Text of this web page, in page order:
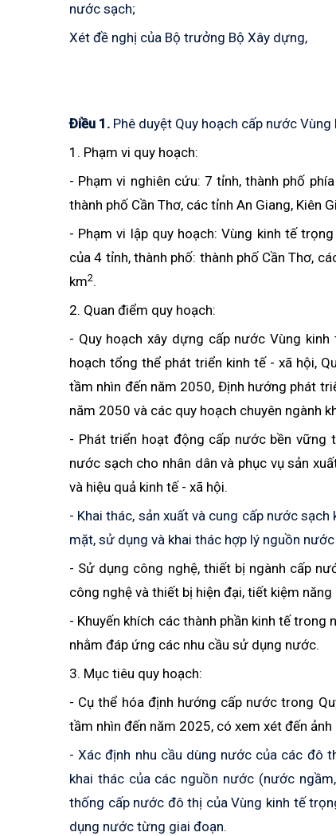
nước sạch;
Xét đề nghị của Bộ trưởng Bộ Xây dựng,
Ðiều 1. Phê duyệt Quy hoạch cấp nước
1. Phạm vi quy hoạch:
- Phạm vi nghiên cứu: 7 tỉnh, thành phố
thành phố Cần Thơ, các tỉnh An Giang, Kiên
- Phạm vi lập quy hoạch: Vùng kinh tế
của 4 tỉnh, thành phố: thành phố Cần Thơ,
km2.
2. Quan điểm quy hoạch:
- Quy hoạch xây dựng cấp nước Vùng
hoạch tổng thể phát triển kinh tế - xã hội,
tầm nhìn đến năm 2050, Định hướng phát
năm 2050 và các quy hoạch chuyên ngành
- Phát triển hoạt động cấp nước bền
nước sạch cho nhân dân và phục vụ sản
và hiệu quả kinh tế - xã hội.
- Khai thác, sản xuất và cung cấp nước
mặt, sử dụng và khai thác hợp lý nguồn
- Sử dụng công nghệ, thiết bị ngành cấp
công nghệ và thiết bị hiện đại, tiết kiệm
- Khuyến khích các thành phần kinh tế
nhằm đáp ứng các nhu cầu sử dụng nước.
3. Mục tiêu quy hoạch:
- Cụ thể hóa định hướng cấp nước trong
tầm nhìn đến năm 2025, có xem xét đến
- Xác định nhu cầu dùng nước của các đô
khai thác của các nguồn nước (nước
thống cấp nước đô thị của Vùng kinh tế
dụng nước từng giai đoạn.